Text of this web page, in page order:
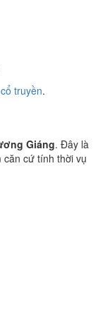
truyền.
Giáng. Đây là
căn cứ tính thời vụ